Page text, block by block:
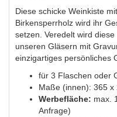
Diese schicke Weinkiste
Birkensperrholz wird ihr
setzen. Veredelt wird
unseren Gläsern mit
einzigartiges persönliches
für 3 Flaschen oder
Maße (innen): 365 x
Werbefläche: max.
Anfrage)